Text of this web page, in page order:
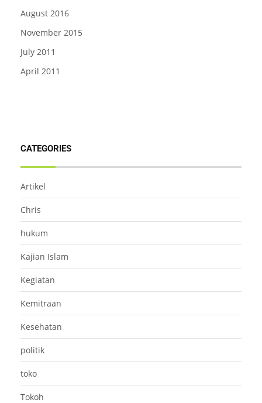
August 2016
November 2015
July 2011
April 2011
CATEGORIES
Artikel
Chris
hukum
Kajian Islam
Kegiatan
Kemitraan
Kesehatan
politik
toko
Tokoh